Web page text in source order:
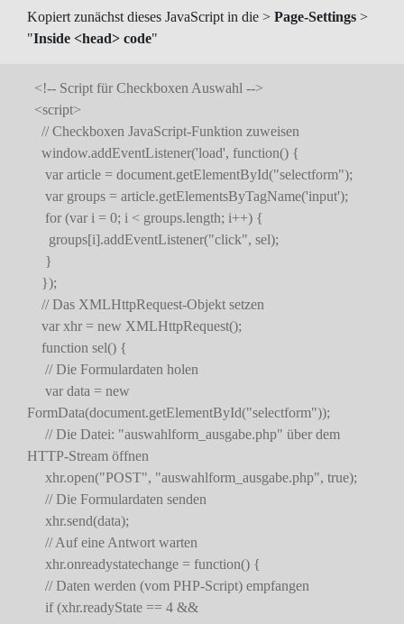
Kopiert zunächst dieses JavaScript in die > Page-Settings >
"Inside <head> code"
<!-- Script für Checkboxen Auswahl -->
<script>
// Checkboxen JavaScript-Funktion zuweisen
window.addEventListener('load', function() {
var article = document.getElementById("selectform");
var groups = article.getElementsByTagName('input');
for (var i = 0; i < groups.length; i++) {
groups[i].addEventListener("click", sel);
}
});
// Das XMLHttpRequest-Objekt setzen
var xhr = new XMLHttpRequest();
function sel() {
// Die Formulardaten holen
var data = new
FormData(document.getElementById("selectform"));
// Die Datei: "auswahlform_ausgabe.php" über dem
HTTP-Stream öffnen
xhr.open("POST", "auswahlform_ausgabe.php", true);
// Die Formulardaten senden
xhr.send(data);
// Auf eine Antwort warten
xhr.onreadystatechange = function() {
// Daten werden (vom PHP-Script) empfangen
if (xhr.readyState == 4 &&